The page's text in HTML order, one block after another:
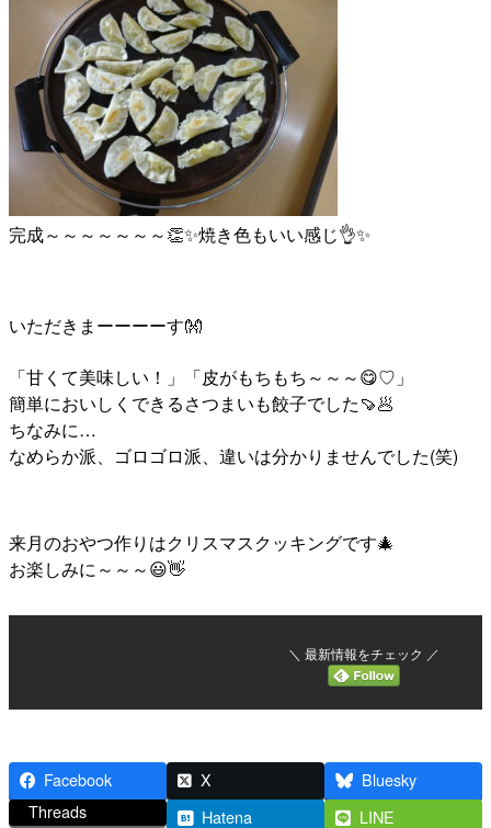
完成～～～～～～～👏✨焼き色もいい感じ👌✨
いただきまーーーーす👐
「甘くて美味しい！」「皮がもちもち～～～😋♡」
簡単においしくできるさつまいも餃子でした🍠🥟
ちなみに…
なめらか派、ゴロゴロ派、違いは分かりませんでした(笑)
来月のおやつ作りはクリスマスクッキングです🎄
お楽しみに～～～😃👋
＼ 最新情報をチェック ／
Facebook X
Bluesky
Threads
Hatena LINE